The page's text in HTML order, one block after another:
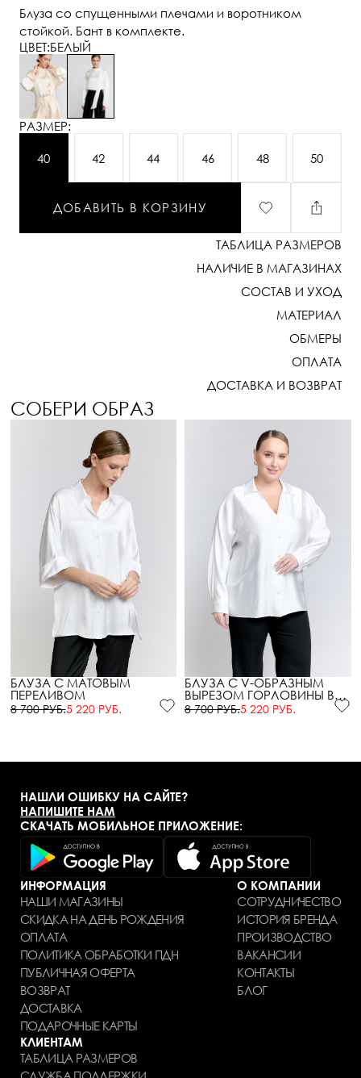
Блуза со спущенными плечами и воротником
стойкой. Бант в комплекте.
ЦВЕТ:БЕЛЫЙ
РАЗМЕР:
40 42 44 46 48 50
ДОБАВИТЬ В КОРЗИНУ
ТАБЛИЦА РАЗМЕРОВ
НАЛИЧИЕ В МАГАЗИНАХ
СОСТАВ И УХОД
МАТЕРИАЛ
ОБМЕРЫ
ОПЛАТА
ДОСТАВКА И ВОЗВРАТ
СОБЕРИ ОБРАЗ
БЛУЗА С МАТОВЫМ
ПЕРЕЛИВОМ
8 700 РУБ.5 220 РУБ.
БЛУЗА С V-ОБРАЗНЫМ
ВЫРЕЗОМ ГОРЛОВИНЫ В
БЕЛОМ ЦВЕТЕ
8 700 РУБ.5 220 РУБ.
НАШЛИ ОШИБКУ НА САЙТЕ?
НАПИШИТЕ НАМ
СКАЧАТЬ МОБИЛЬНОЕ ПРИЛОЖЕНИЕ:
ИНФОРМАЦИЯ
НАШИ МАГАЗИНЫ
СКИДКА НА ДЕНЬ РОЖДЕНИЯ
ОПЛАТА
ПОЛИТИКА ОБРАБОТКИ ПДН
ПУБЛИЧНАЯ ОФЕРТА
ВОЗВРАТ
ДОСТАВКА
ПОДАРОЧНЫЕ КАРТЫ
О КОМПАНИИ
СОТРУДНИЧЕСТВО
ИСТОРИЯ БРЕНДА
ПРОИЗВОДСТВО
ВАКАНСИИ
КОНТАКТЫ
БЛОГ
КЛИЕНТАМ
ТАБЛИЦА РАЗМЕРОВ